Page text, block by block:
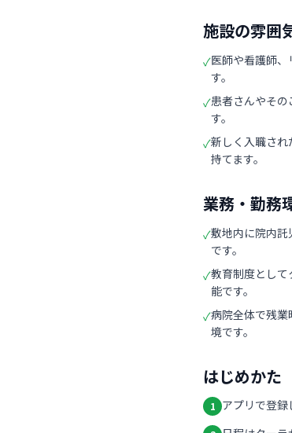
施設の雰囲
✓医師や看護師
す。
✓患者さんやそ
す。
✓新しく入職さ
持てます。
業務・勤務
✓敷地内に院内
です。
✓教育制度とし
能です。
✓病院全体で残業
境です。
はじめかた
1 アプリで登